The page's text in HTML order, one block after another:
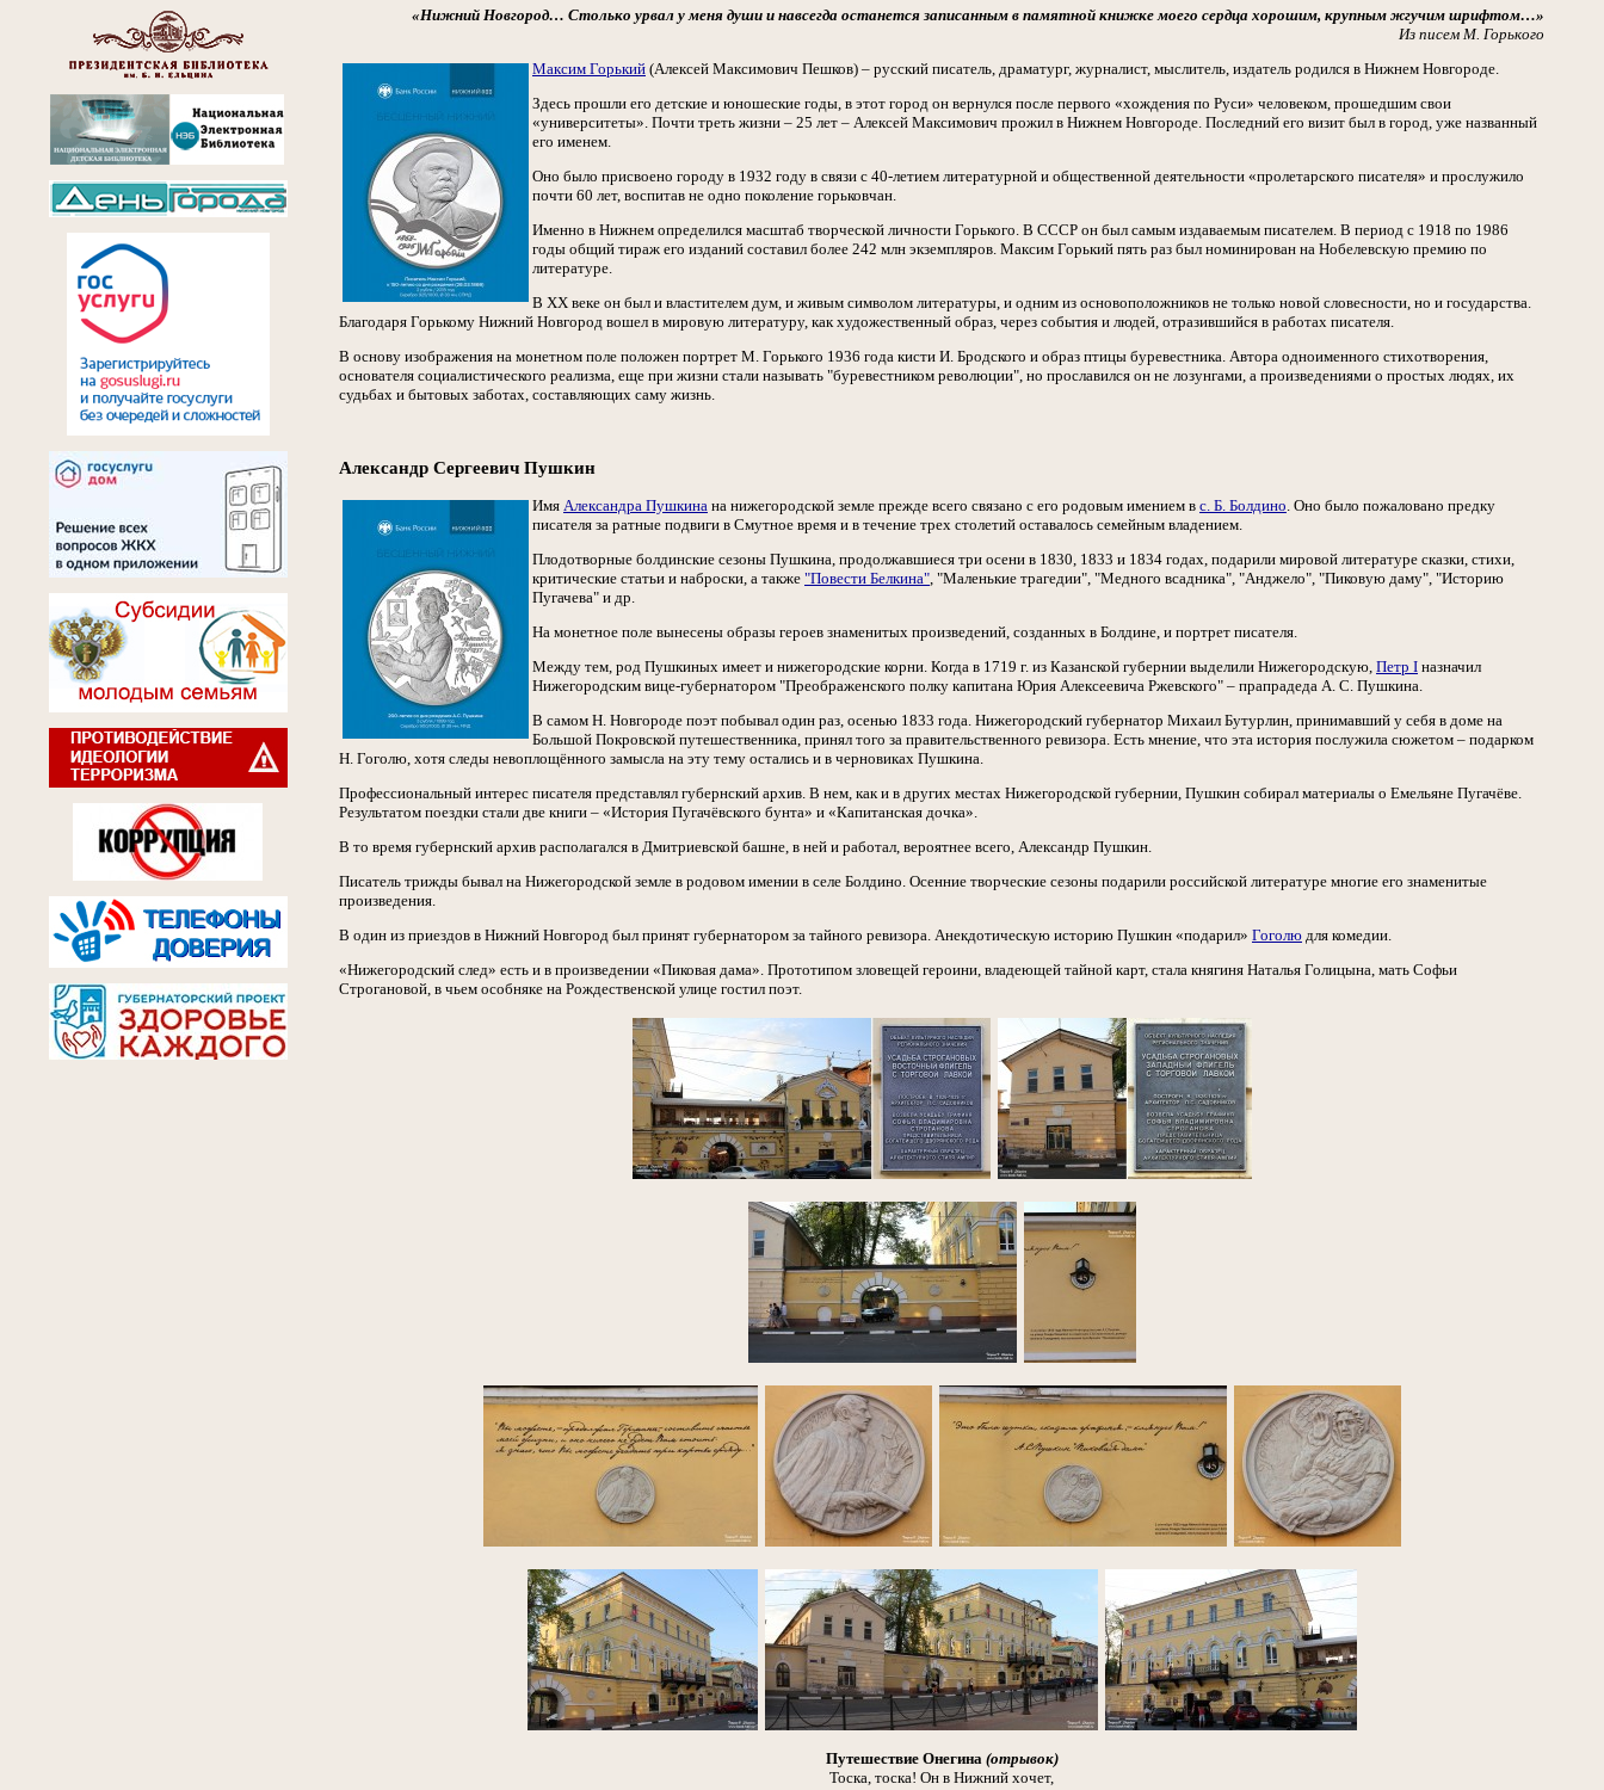
«Нижний Новгород… Столько урвал у меня души и навсегда останется записанным в памятной книжке моего сердца хорошим, крупным жгучим шрифтом…»
Из писем М. Горького
Максим Горький (Алексей Максимович Пешков) – русский писатель, драматург, журналист, мыслитель, издатель родился в Нижнем Новгороде.
Здесь прошли его детские и юношеские годы, в этот город он вернулся после первого «хождения по Руси» человеком, прошедшим свои
«университеты». Почти треть жизни – 25 лет – Алексей Максимович прожил в Нижнем Новгороде. Последний его визит был в город, уже названный
его именем.
Оно было присвоено городу в 1932 году в связи с 40-летием литературной и общественной деятельности «пролетарского писателя» и прослужило
почти 60 лет, воспитав не одно поколение горьковчан.
Именно в Нижнем определился масштаб творческой личности Горького. В СССР он был самым издаваемым писателем. В период с 1918 по 1986
годы общий тираж его изданий составил более 242 млн экземпляров. Максим Горький пять раз был номинирован на Нобелевскую премию по
литературе.
В ХХ веке он был и властителем дум, и живым символом литературы, и одним из основоположников не только новой словесности, но и государства.
Благодаря Горькому Нижний Новгород вошел в мировую литературу, как художественный образ, через события и людей, отразившийся в работах писателя.
В основу изображения на монетном поле положен портрет М. Горького 1936 года кисти И. Бродского и образ птицы буревестника. Автора одноименного стихотворения,
основателя социалистического реализма, еще при жизни стали называть "буревестником революции", но прославился он не лозунгами, а произведениями о простых людях, их
судьбах и бытовых заботах, составляющих саму жизнь.
Александр Сергеевич Пушкин
Имя Александра Пушкина на нижегородской земле прежде всего связано с его родовым имением в с. Б. Болдино. Оно было пожаловано предку
писателя за ратные подвиги в Смутное время и в течение трех столетий оставалось семейным владением.
Плодотворные болдинские сезоны Пушкина, продолжавшиеся три осени в 1830, 1833 и 1834 годах, подарили мировой литературе сказки, стихи,
критические статьи и наброски, а также "Повести Белкина", "Маленькие трагедии", "Медного всадника", "Анджело", "Пиковую даму", "Историю
Пугачева" и др.
На монетное поле вынесены образы героев знаменитых произведений, созданных в Болдине, и портрет писателя.
Между тем, род Пушкиных имеет и нижегородские корни. Когда в 1719 г. из Казанской губернии выделили Нижегородскую, Петр I назначил
Нижегородским вице-губернатором "Преображенского полку капитана Юрия Алексеевича Ржевского" – прапрадеда А. С. Пушкина.
В самом Н. Новгороде поэт побывал один раз, осенью 1833 года. Нижегородский губернатор Михаил Бутурлин, принимавший у себя в доме на
Большой Покровской путешественника, принял того за правительственного ревизора. Есть мнение, что эта история послужила сюжетом – подарком
Н. Гоголю, хотя следы невоплощённого замысла на эту тему остались и в черновиках Пушкина.
Профессиональный интерес писателя представлял губернский архив. В нем, как и в других местах Нижегородской губернии, Пушкин собирал материалы о Емельяне Пугачёве.
Результатом поездки стали две книги – «История Пугачёвского бунта» и «Капитанская дочка».
В то время губернский архив располагался в Дмитриевской башне, в ней и работал, вероятнее всего, Александр Пушкин.
Писатель трижды бывал на Нижегородской земле в родовом имении в селе Болдино. Осенние творческие сезоны подарили российской литературе многие его знаменитые
произведения.
В один из приездов в Нижний Новгород был принят губернатором за тайного ревизора. Анекдотическую историю Пушкин «подарил» Гоголю для комедии.
«Нижегородский след» есть и в произведении «Пиковая дама». Прототипом зловещей героини, владеющей тайной карт, стала княгиня Наталья Голицына, мать Софьи
Строгановой, в чьем особняке на Рождественской улице гостил поэт.
Путешествие Онегина (отрывок)
Тоска, тоска! Он в Нижний хочет,